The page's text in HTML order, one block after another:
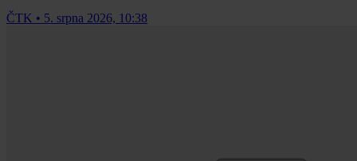
ČTK • 5. srpna 2026, 10:38